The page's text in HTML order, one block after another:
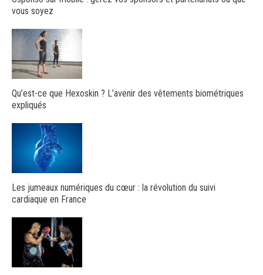
vous soyez
Qu’est-ce que Hexoskin ? L’avenir des vêtements biométriques
expliqués
Les jumeaux numériques du cœur : la révolution du suivi
cardiaque en France